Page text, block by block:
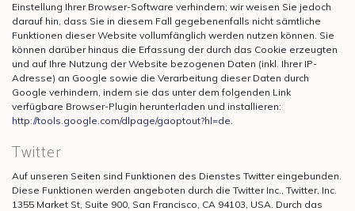
Einstellung Ihrer Browser-Software verhindern; wir weisen Sie jedoch
darauf hin, dass Sie in diesem Fall gegebenenfalls nicht sämtliche
Funktionen dieser Website vollumfänglich werden nutzen können. Sie
können darüber hinaus die Erfassung der durch das Cookie erzeugten
und auf Ihre Nutzung der Website bezogenen Daten (inkl. Ihrer IP-
Adresse) an Google sowie die Verarbeitung dieser Daten durch
Google verhindern, indem sie das unter dem folgenden Link
verfügbare Browser-Plugin herunterladen und installieren:
http://tools.google.com/dlpage/gaoptout?hl=de.
Twitter
Auf unseren Seiten sind Funktionen des Dienstes Twitter eingebunden.
Diese Funktionen werden angeboten durch die Twitter Inc., Twitter, Inc.
1355 Market St, Suite 900, San Francisco, CA 94103, USA. Durch das